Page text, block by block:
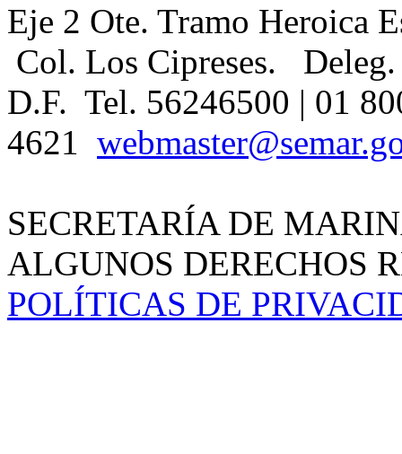
Eje 2 Ote. Tramo Heroica
Col. Los Cipreses.
D.F. Tel. 56246500 | 01
4621
SECRETARÍA DE
ALGUNOS DERECHOS
POLÍTICAS DE